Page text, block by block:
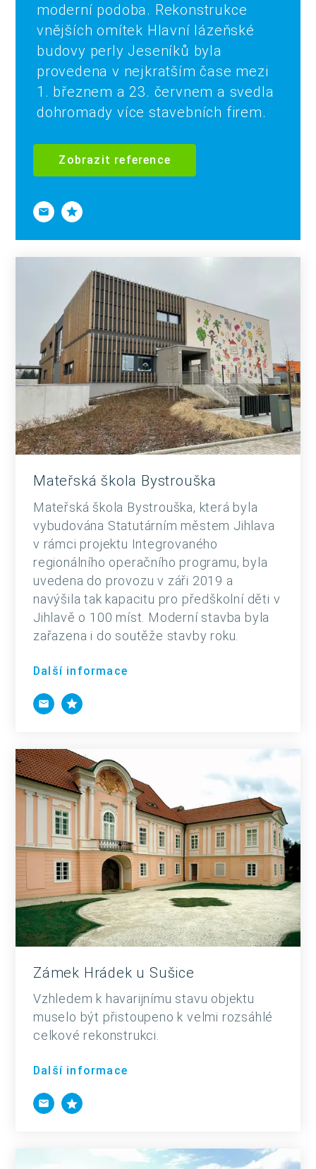
moderní podoba. Rekonstrukce
vnějších omítek Hlavní lázeňské
budovy perly Jeseníků byla
provedena v nejkratším čase mezi
1. březnem a 23. červnem a svedla
dohromady více stavebních firem.
Zobrazit reference
Mateřská škola Bystrouška
Mateřská škola Bystrouška, která byla
vybudována Statutárním městem Jihlava
v rámci projektu Integrovaného
regionálního operačního programu, byla
uvedena do provozu v záři 2019 a
navýšila tak kapacitu pro předškolní děti v
Jihlavě o 100 míst. Moderní stavba byla
zařazena i do soutěže stavby roku.
Další informace
Zámek Hrádek u Sušice
Vzhledem k havarijnímu stavu objektu
muselo být přistoupeno k velmi rozsáhlé
celkové rekonstrukci.
Další informace